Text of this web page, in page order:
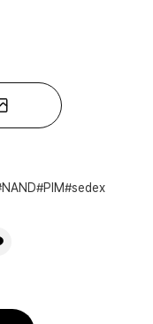
NAND PIM sedex